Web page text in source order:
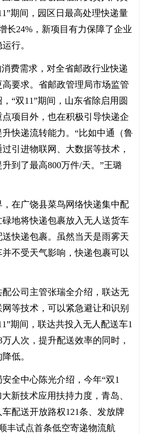
期间，园区日最高处理快递量
长24%，新项目有力保障了企业
行。
费需求，对全省邮政行业快递
要求。省邮政管理局市场监管
“双11”期间，山东省除启用圆
项目外，也在积极引导快递企
快递流转能力。“比如中通（鲁
引进物联网、大数据等技术，
到了最高800万件/天。”王璐
在广饶县菜鸟网络快递集中配
地将快递包裹放入无人送货车
快递包裹。虽然当天是雨雾天
不受天气影响，快递包裹可以
司主管张瑞全介绍，联达无
等技术，可以紧急避让和识别
期间，联达共投入无人配送车1
人次，提升配送效率的同时，
低。
中心陈光介绍，今年“双1
新技术应用扶持力度，青岛、
配送开放路权121条、发放牌
丰试点首条低空寄递物流航